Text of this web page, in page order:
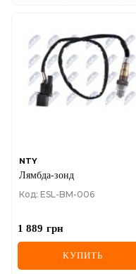
NTY
Лямбда-зонд
Код: ESL-BM-006
1 889 грн
КУПИТЬ